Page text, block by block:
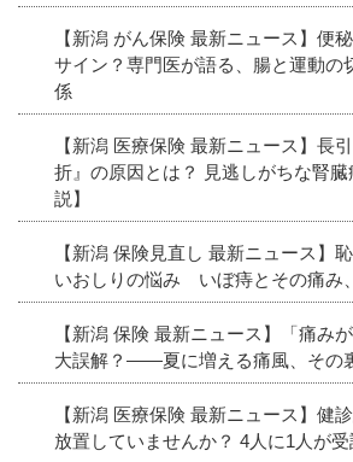
【新潟 がん保険 最新ニュース】便
サイン？専門医が語る、腸と運動の
係
【新潟 医療保険 最新ニュース】長
折』の原因とは？ 見逃しがちな腎
説】
【新潟 保険見直し 最新ニュース】
いおしりの悩み いぼ痔とその痛み
【新潟 保険 最新ニュース】「痛み
大誤解？――夏に増える痛風、その
【新潟 医療保険 最新ニュース】健
放置していませんか？ 4人に1人が